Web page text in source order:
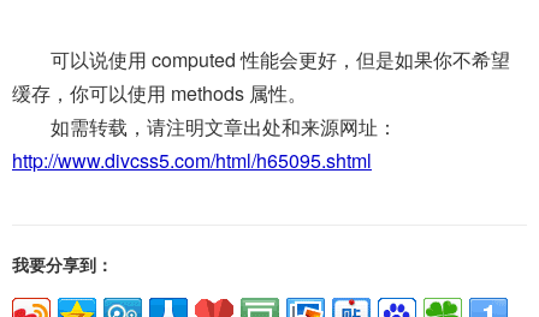
可以说使用 computed 性能会更好，但是如果你不希望
缓存，你可以使用 methods 属性。
如需转载，请注明文章出处和来源网址：
http://www.divcss5.com/html/h65095.shtml
我要分享到：